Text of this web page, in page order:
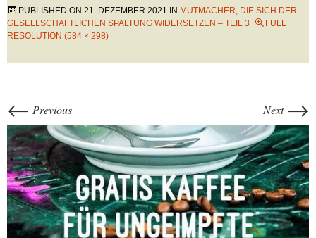
PUBLISHED ON 21. DEZEMBER 2021 IN MUTMACHER, DIE SICH DER
GESELLSCHAFTLICHEN SPALTUNG WIDERSETZEN – TEIL 3
FULL
RESOLUTION (584 × 298)
← Previous Next →